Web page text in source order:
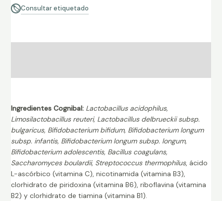
🏷Consultar etiquetado
Ingredientes Cognibal: Lactobacillus acidophilus,
Limosilactobacillus reuteri, Lactobacillus delbrueckii subsp.
bulgaricus, Bifidobacterium bifidum, Bifidobacterium longum
subsp. infantis, Bifidobacterium longum subsp. longum,
Bifidobacterium adolescentis, Bacillus coagulans,
Saccharomyces boulardii, Streptococcus thermophilus, ácido
L-ascórbico (vitamina C), nicotinamida (vitamina B3),
clorhidrato de piridoxina (vitamina B6), riboflavina (vitamina
B2) y clorhidrato de tiamina (vitamina B1).